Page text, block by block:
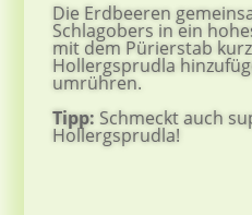
Die Erdbeeren
Schlagobers in ein
mit dem Pürierstab
Hollergsprudla
umrühren.
Tipp: Schmeckt auch
Hollergsprudla!